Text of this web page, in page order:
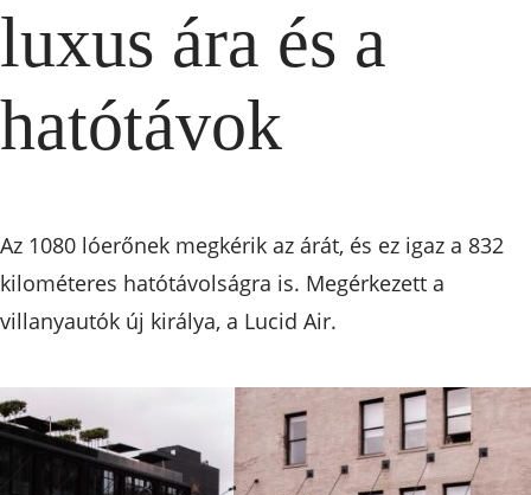
luxus ára és a
hatótávok
Az 1080 lóerőnek megkérik az árát, és ez igaz a 832
kilométeres hatótávolságra is. Megérkezett a
villanyautók új királya, a Lucid Air.